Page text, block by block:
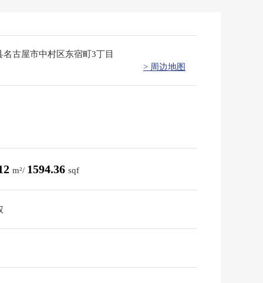
名古屋市中村区东宿町3丁目
> 周边地图
m²/ 1594.36 sqf